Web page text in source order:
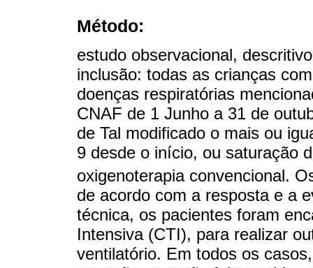
Método:
estudo observacional,
inclusão: todas as crianças
doenças respiratórias
CNAF de 1 Junho a 31 de
de Tal modificado o mais ou
9 desde o início, ou saturação
oxigenoterapia convencional.
de acordo com a resposta e a
técnica, os pacientes foram
Intensiva (CTI), para realizar
ventilatório. Em todos os